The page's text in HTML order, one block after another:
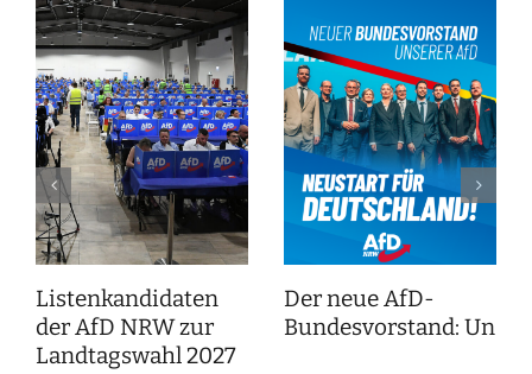
Listenkandidaten
der AfD NRW zur
Landtagswahl 2027
Der neue AfD-
Bundesvorstand: